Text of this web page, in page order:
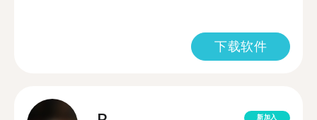
下载软件
新加入